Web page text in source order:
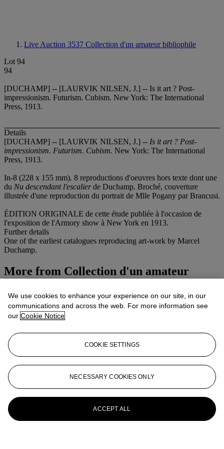
Live Auction 3537 Collection d'un amateur bibliophile
Lot 94
94
[DUCHAMP] -- [LAURVIK NILSEN, J.] -- Is it art ? Post-
impressionism. Futurism. Cubism. New York: The International
Press, 1913.
Details
[DUCHAMP] -- [LAURVIK NILSEN, J.] -- Is it art ? Post-
impressionism. Futurism. Cubism. New York: The International
Press, 1913.
In-8 (228 x 155 mm). 8 reproductions d'oeuvres hors texte dont une
du Nu descendant l'escalierde Duchamp. Broché, couverture
illustrée d'une reproduction du portrait de Mlle Pogany par Brancusi.
ÉDITION ORIGINALE de cette étude publiée à l'occasion de
l'exposition de l'Armory show à New York en 1913.
Further details
One of the earliest catalogues reproducing art-work by Marcel
Duchamp.
More from Collection d'un amateur
View All
View All
We use cookies to enhance your experience on our site, in our
communications and across the web. For more information see
our Cookie Notice
COOKIE SETTINGS
NECESSARY COOKIES ONLY
ACCEPT ALL